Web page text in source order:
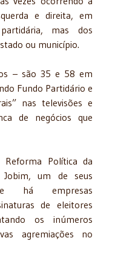
e direita, em
mas dos
ou município.
– são 35 e 58 em
Fundo Partidário e
nas televisões e
de negócios que
Reforma Política da
um de seus
há empresas
de eleitores
os inúmeros
agremiações no